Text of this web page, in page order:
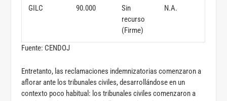
GILC 90.000
Sin
recurso
(Firme)
N.A.
Fuente: CENDOJ
Entretanto, las reclamaciones indemnizatorias comenzaron a
aflorar ante los tribunales civiles, desarrollándose en un
contexto poco habitual: los tribunales civiles comenzaron a